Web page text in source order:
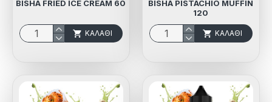
BISHA FRIED ICE CREAM 60
ΚΑΛΆΘΙ
BISHA PISTACHIO MUFFIN
120
ΚΑΛΆΘΙ